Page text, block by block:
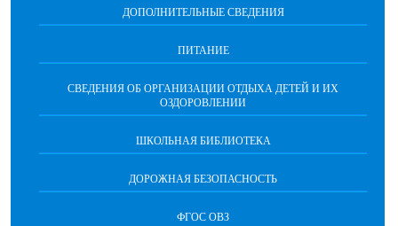
ДОПОЛНИТЕЛЬНЫЕ СВЕДЕНИЯ
ПИТАНИЕ
СВЕДЕНИЯ ОБ ОРГАНИЗАЦИИ ОТДЫХА ДЕТЕЙ И ИХ
ОЗДОРОВЛЕНИИ
ШКОЛЬНАЯ БИБЛИОТЕКА
ДОРОЖНАЯ БЕЗОПАСНОСТЬ
ФГОС ОВЗ